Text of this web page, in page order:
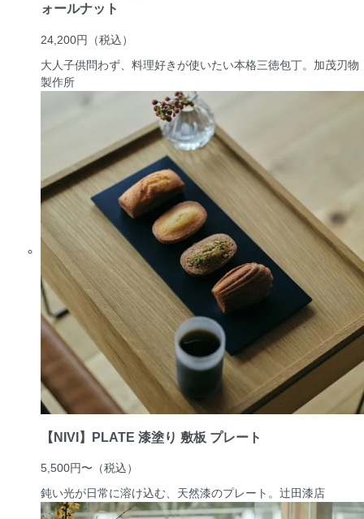
ォールナット
24,200円 （税込）
大人子供問わず、料理好きが使いたい本格三徳包丁。 加茂刃物
製作所
【NIVI】PLATE 漆塗り 敷板 プレート
5,500円〜 （税込）
鈍い光が日常に溶け込む、天然漆のプレート。 辻田漆店